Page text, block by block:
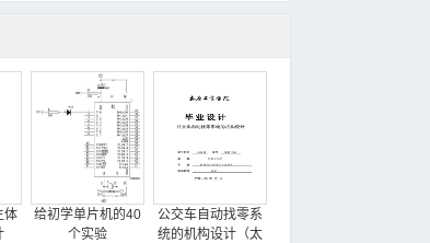
体
给初学单片机的40
个实验
公交车自动找零系
统的机构设计（太